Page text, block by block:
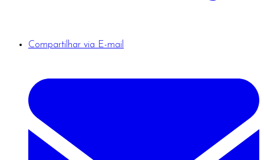
Compartilhar via E-mail